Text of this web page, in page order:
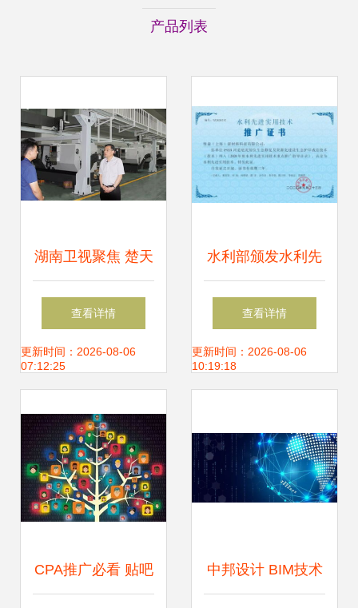
产品列表
湖南卫视聚焦 楚天
科技智能制造工厂
冲刺建设调试 技术
查看详情
更新时间：2026-08-06
07:12:25
水利部颁发水利先
进实用技术推广证
书 技术推广助力智
查看详情
更新时间：2026-08-06
10:19:18
CPA推广必看 贴吧 中邦设计 BIM技术